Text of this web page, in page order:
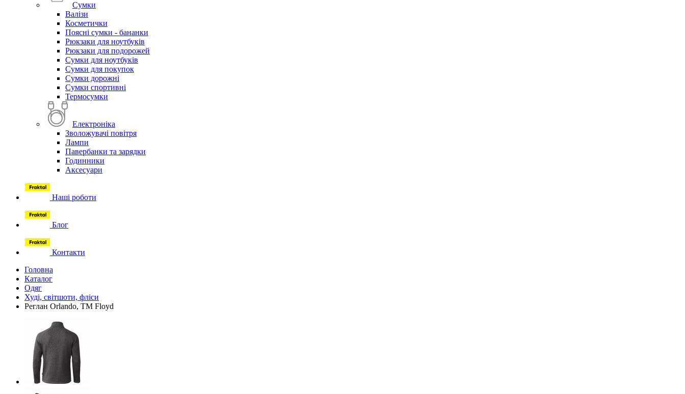
Сумки
Валізи
Косметички
Поясні сумки - бананки
Рюкзаки для ноутбуків
Рюкзаки для подорожей
Сумки для ноутбуків
Сумки для покупок
Сумки дорожні
Сумки спортивні
Термосумки
Електроніка
Зволожувачі повітря
Лампи
Павербанки та зарядки
Годинники
Аксесуари
Наші роботи
Блог
Контакти
Головна
Каталог
Одяг
Худі, світшоти, фліси
Реглан Orlando, TM Floyd